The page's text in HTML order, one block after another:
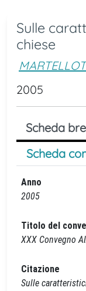
Sulle
chiese
2005
Scheda
Scheda
Anno
2005
Titolo del
XXX Convegno
Citazione
Sulle